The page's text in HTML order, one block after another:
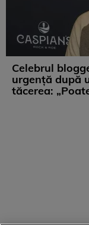
Celebrul
urgență după
tăcerea: